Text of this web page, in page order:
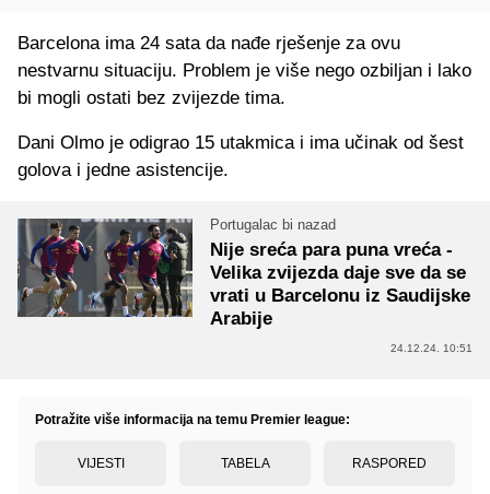
Barcelona ima 24 sata da nađe rješenje za ovu
nestvarnu situaciju. Problem je više nego ozbiljan i lako
bi mogli ostati bez zvijezde tima.
Dani Olmo je odigrao 15 utakmica i ima učinak od šest
golova i jedne asistencije.
Portugalac bi nazad
Nije sreća para puna vreća -
Velika zvijezda daje sve da se
vrati u Barcelonu iz Saudijske
Arabije
24.12.24. 10:51
Potražite više informacija na temu Premier league:
VIJESTI TABELA RASPORED